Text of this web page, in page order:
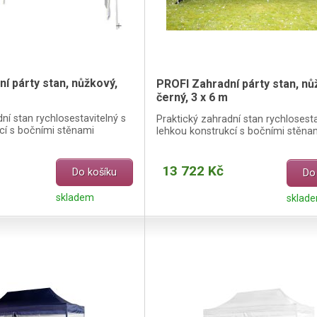
párty stan, nůžkový,
stan rychlosestavitelný s
s bočními stěnami
Do košíku
skladem
PROFI Zahradní párty stan,
černý, 3 x 6 m
Praktický zahradní stan
lehkou konstrukcí s bočními
13 722 Kč